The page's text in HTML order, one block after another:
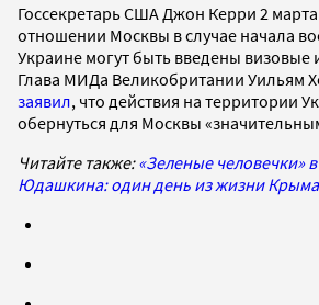
Госсекретарь США Джон Керри 2 марта
отношении Москвы в случае начала
Украине могут быть введены визовые
Глава МИДа Великобритании Уильям
заявил, что действия на территории
обернуться для Москвы
Читайте также:«Зеленые человечки»
Юдашкина: один день из жизни Крыма